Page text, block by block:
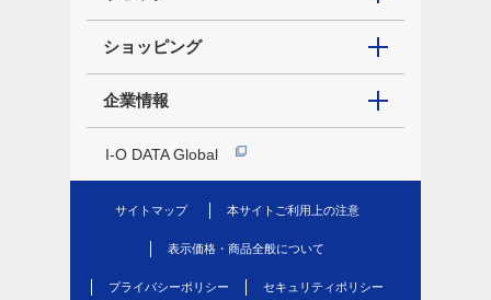
ショッピング
企業情報
I-O DATA Global
サイトマップ 本サイトご利用上の注意
表示価格・商品全般について
プライバシーポリシー セキュリティポリシー